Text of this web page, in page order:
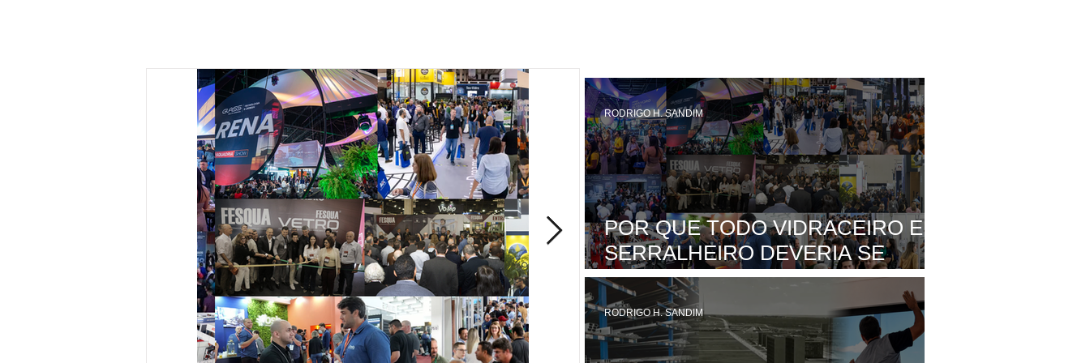
POR QUE TODO VIDRACEIRO E
SERRALHEIRO DEVERIA SE
PLANEJAR PARA VISITAR UMA
FEIRA
RODRIGO H. SANDIM
RODRIGO H. SANDIM